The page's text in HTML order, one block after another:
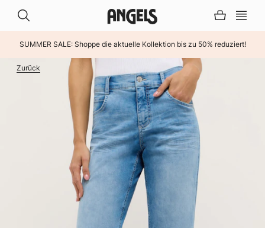
SUMMER SALE: Shoppe die aktuelle Kollektion bis zu 50% reduziert!
Zurück